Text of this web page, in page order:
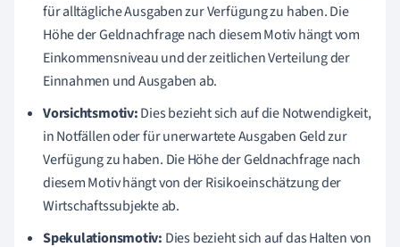
für alltägliche Ausgaben zur Verfügung zu haben. Die
Höhe der Geldnachfrage nach diesem Motiv hängt vom
Einkommensniveau und der zeitlichen Verteilung der
Einnahmen und Ausgaben ab.
Vorsichtsmotiv:Dies bezieht sich auf die Notwendigkeit,
in Notfällen oder für unerwartete Ausgaben Geld zur
Verfügung zu haben. Die Höhe der Geldnachfrage nach
diesem Motiv hängt von der Risikoeinschätzung der
Wirtschaftssubjekte ab.
Spekulationsmotiv: Dies bezieht sich auf das Halten von